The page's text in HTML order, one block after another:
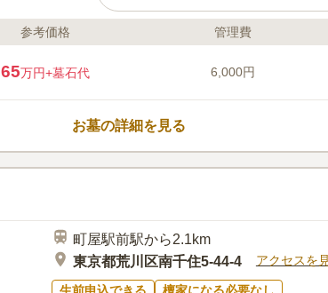
ライフドット編集部のコメント
本尊である朝日薬師如来の霊験が語
つわるご利益などが伝えられていま
り、日当たりもよく明るい雰囲気です
永代供養塔と合祀塔が別にあります。
参考価格 管理費
65万円+墓石代 6,000円
お墓の詳細を見る
町屋駅前駅から2.1km
東京都荒川区南千住5-44-4
アクセスを